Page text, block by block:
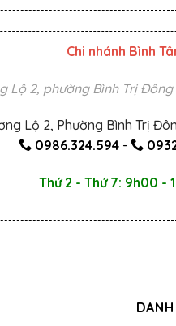
Chi nhánh Bình
Lộ 2, phường Bình Trị Đông
Lộ 2, Phường Bình Trị
0986.324.594-
Thứ 2 - Thứ 7: 9h00 -